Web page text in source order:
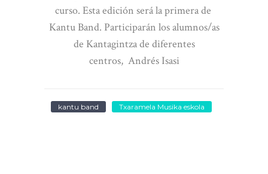
curso. Esta edición será la primera de
Kantu Band. Participarán los alumnos/as
de Kantagintza de diferentes
centros, Andrés Isasi
kantu band Txaramela Musika eskola